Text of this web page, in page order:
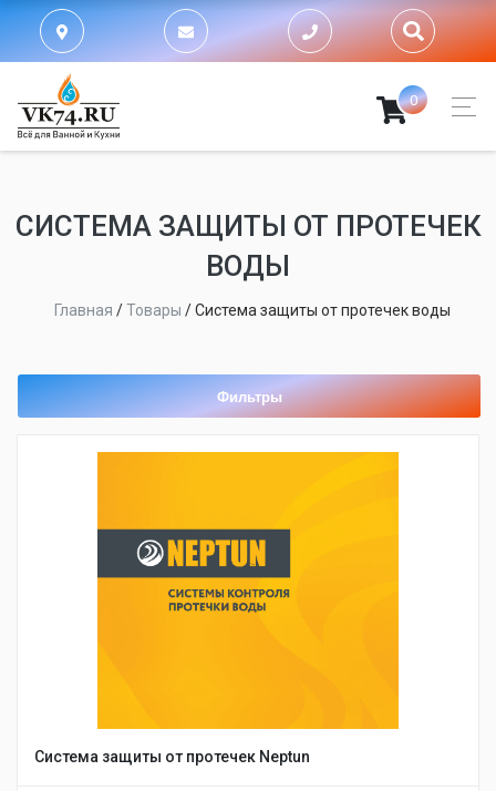
0
СИСТЕМА ЗАЩИТЫ ОТ ПРОТЕЧЕК
ВОДЫ
Главная /Товары /Система защиты от протечек воды
Фильтры
Система защиты от протечек Neptun